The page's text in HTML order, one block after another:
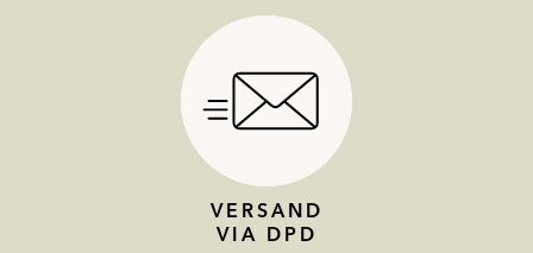
VERSAND
VIA DPD